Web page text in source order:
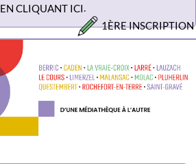
EN CLIQUANT ICI.
1ÈRE INSCRIPTION